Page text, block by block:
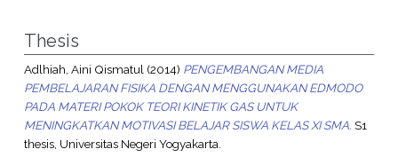
Thesis
Adlhiah, Aini Qismatul(2014) PENGEMBANGAN MEDIA
PEMBELAJARAN FISIKA DENGAN MENGGUNAKAN EDMODO
PADA MATERI POKOK TEORI KINETIK GAS UNTUK
MENINGKATKAN MOTIVASI BELAJAR SISWA KELAS XI SMA. S1
thesis, Universitas Negeri Yogyakarta.